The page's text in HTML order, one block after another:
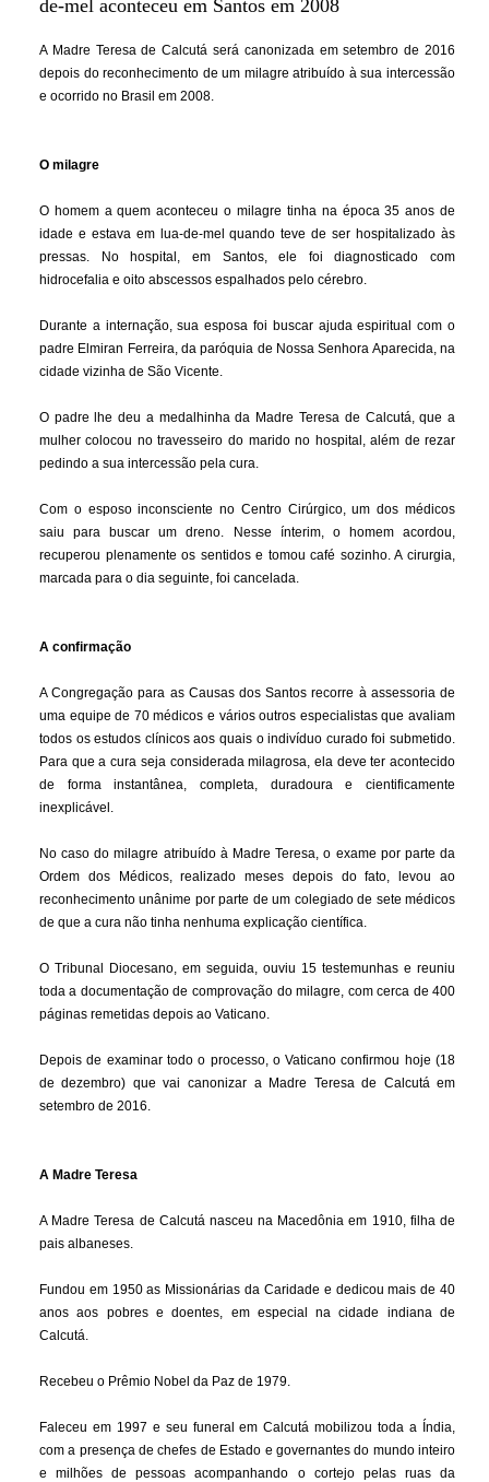
de-mel aconteceu em Santos em 2008
A Madre Teresa de Calcutá será canonizada em setembro de 2016
depois do reconhecimento de um milagre atribuído à sua intercessão
e ocorrido no Brasil em 2008.
O milagre
O homem a quem aconteceu o milagre tinha na época 35 anos de
idade e estava em lua-de-mel quando teve de ser hospitalizado às
pressas. No hospital, em Santos, ele foi diagnosticado com
hidrocefalia e oito abscessos espalhados pelo cérebro.
Durante a internação, sua esposa foi buscar ajuda espiritual com o
padre Elmiran Ferreira, da paróquia de Nossa Senhora Aparecida, na
cidade vizinha de São Vicente.
O padre lhe deu a medalhinha da Madre Teresa de Calcutá, que a
mulher colocou no travesseiro do marido no hospital, além de rezar
pedindo a sua intercessão pela cura.
Com o esposo inconsciente no Centro Cirúrgico, um dos médicos
saiu para buscar um dreno. Nesse ínterim, o homem acordou,
recuperou plenamente os sentidos e tomou café sozinho. A cirurgia,
marcada para o dia seguinte, foi cancelada.
A confirmação
A Congregação para as Causas dos Santos recorre à assessoria de
uma equipe de 70 médicos e vários outros especialistas que avaliam
todos os estudos clínicos aos quais o indivíduo curado foi submetido.
Para que a cura seja considerada milagrosa, ela deve ter acontecido
de forma instantânea, completa, duradoura e cientificamente
inexplicável.
No caso do milagre atribuído à Madre Teresa, o exame por parte da
Ordem dos Médicos, realizado meses depois do fato, levou ao
reconhecimento unânime por parte de um colegiado de sete médicos
de que a cura não tinha nenhuma explicação científica.
O Tribunal Diocesano, em seguida, ouviu 15 testemunhas e reuniu
toda a documentação de comprovação do milagre, com cerca de 400
páginas remetidas depois ao Vaticano.
Depois de examinar todo o processo, o Vaticano confirmou hoje (18
de dezembro) que vai canonizar a Madre Teresa de Calcutá em
setembro de 2016.
A Madre Teresa
A Madre Teresa de Calcutá nasceu na Macedônia em 1910, filha de
pais albaneses.
Fundou em 1950 as Missionárias da Caridade e dedicou mais de 40
anos aos pobres e doentes, em especial na cidade indiana de
Calcutá.
Recebeu o Prêmio Nobel da Paz de 1979.
Faleceu em 1997 e seu funeral em Calcutá mobilizou toda a Índia,
com a presença de chefes de Estado e governantes do mundo inteiro
e milhões de pessoas acompanhando o cortejo pelas ruas da